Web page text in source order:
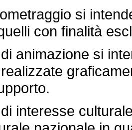
si
con finalità
animazione si
interesse